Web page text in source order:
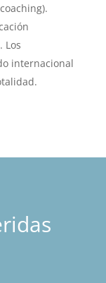
Los
internacional